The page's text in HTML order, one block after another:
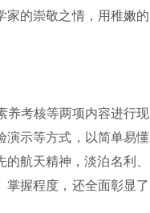
家的崇敬之情，用稚嫩的
养考核等两项内容进行现
演示等方式，以简单易懂
的航天精神，淡泊名利、
掌握程度，还全面彰显了